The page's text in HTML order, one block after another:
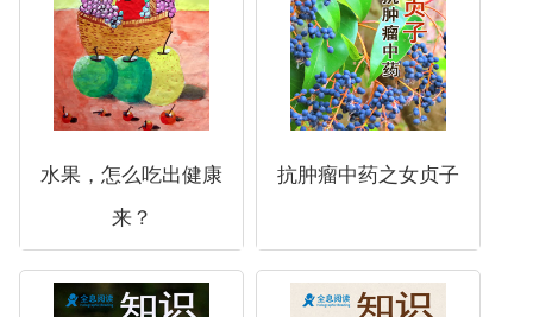
水果，怎么吃出健康
来？
抗肿瘤中药之女贞子